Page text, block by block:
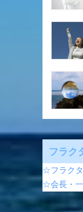
フラク
☆フラク
☆会長・